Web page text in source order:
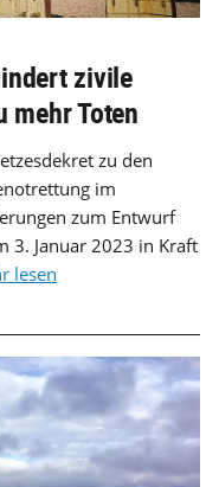
zivile
mehr Toten
zu den
im
zum Entwurf
3. Januar 2023 in Kraft
lesen